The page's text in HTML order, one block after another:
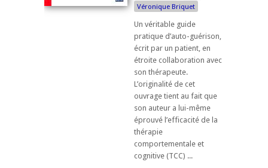
Véronique Briquet
Un véritable guide
pratique d’auto-guérison,
écrit par un patient, en
étroite collaboration avec
son thérapeute.
L’originalité de cet
ouvrage tient au fait que
son auteur a lui-même
éprouvé l’efficacité de la
thérapie
comportementale et
cognitive (TCC) ...